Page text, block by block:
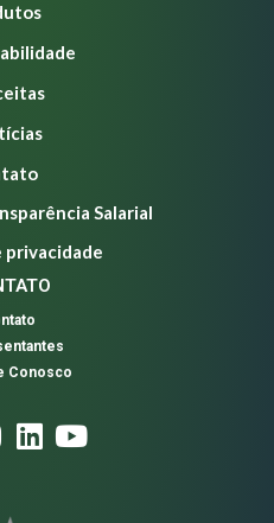
Salarial
privacidade
Conosco